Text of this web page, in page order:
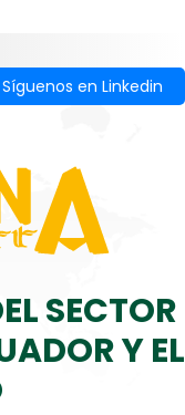
Síguenos en Linkedin
SECTOR
Y EL